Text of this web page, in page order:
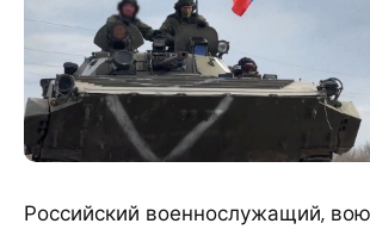
​Российский военнослужащий,